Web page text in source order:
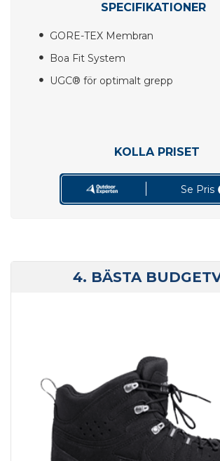
SPECIFIKATIONER
GORE-TEX Membran
Boa Fit System
UGC® för optimalt grepp
KOLLA PRISET
Se Pris
4. BÄSTA